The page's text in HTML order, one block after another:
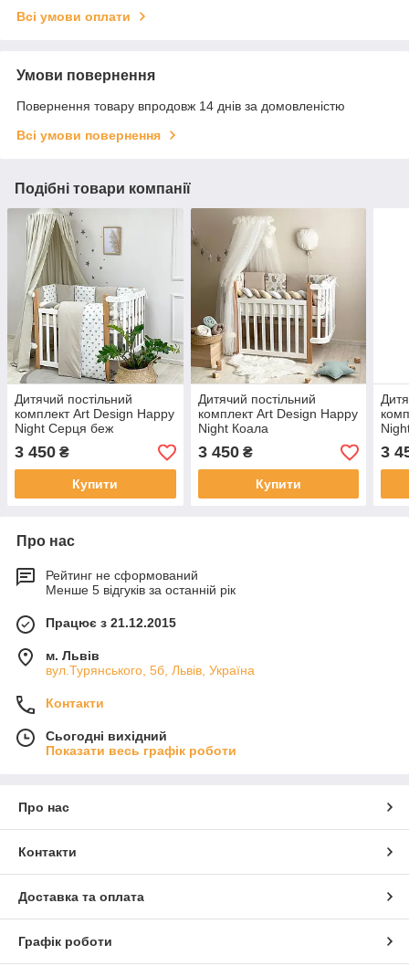
Всі умови оплати
Умови повернення
Повернення товару впродовж 14 днів за домовленістю
Всі умови повернення
Подібні товари компанії
Дитячий постільний
комплект Art Design Happy
Night Серця беж
3 450 ₴
Купити
Дитячий постільний
комплект Art Design Happy
Night Коала
3 450₴
Купити
3
Про нас
Рейтинг не сформований
Менше 5 відгуків за останній рік
Працює з 21.12.2015
м. Львів
вул.Турянського, 5б, Львів, Україна
Контакти
Сьогодні вихідний
Показати весь графік роботи
Про нас
Контакти
Доставка та оплата
Графік роботи